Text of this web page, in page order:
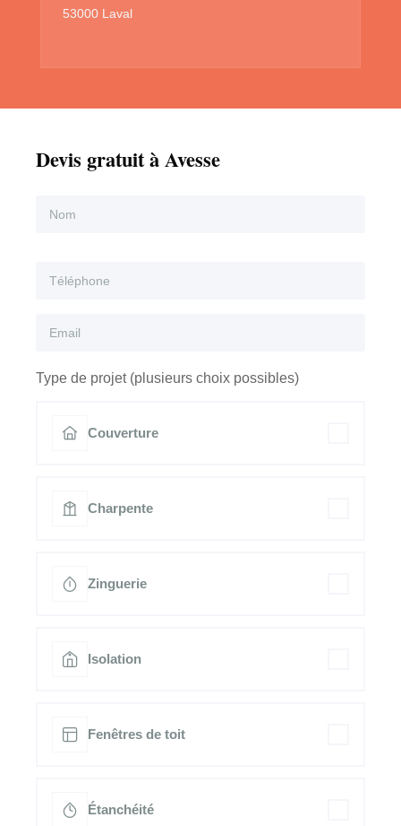
53000 Laval
Devis gratuit à Avesse
Type de projet (plusieurs choix possibles)
Couverture
Charpente
Zinguerie
Isolation
Fenêtres de toit
Étanchéité